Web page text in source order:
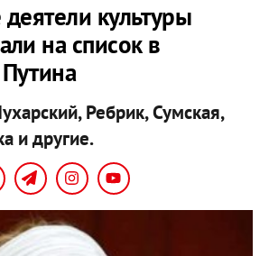
культуры
на список в
Ребрик, Сумская,
и другие.